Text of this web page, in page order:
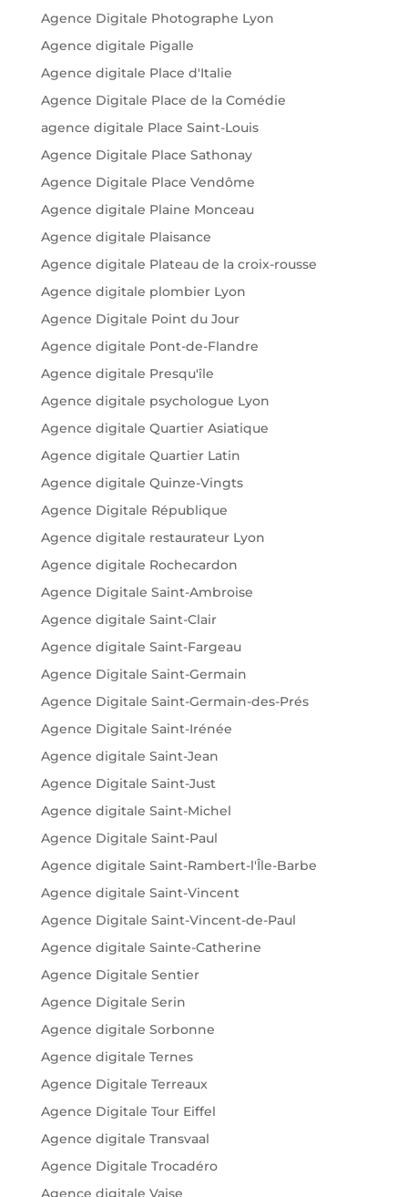
Agence Digitale Photographe Lyon
Agence digitale Pigalle
Agence digitale Place d'Italie
Agence Digitale Place de la Comédie
agence digitale Place Saint-Louis
Agence Digitale Place Sathonay
Agence Digitale Place Vendôme
Agence digitale Plaine Monceau
Agence digitale Plaisance
Agence digitale Plateau de la croix-rousse
Agence digitale plombier Lyon
Agence Digitale Point du Jour
Agence digitale Pont-de-Flandre
Agence digitale Presqu'île
Agence digitale psychologue Lyon
Agence digitale Quartier Asiatique
Agence digitale Quartier Latin
Agence digitale Quinze-Vingts
Agence Digitale République
Agence digitale restaurateur Lyon
Agence digitale Rochecardon
Agence Digitale Saint-Ambroise
Agence digitale Saint-Clair
Agence digitale Saint-Fargeau
Agence Digitale Saint-Germain
Agence Digitale Saint-Germain-des-Prés
Agence Digitale Saint-Irénée
Agence digitale Saint-Jean
Agence Digitale Saint-Just
Agence digitale Saint-Michel
Agence Digitale Saint-Paul
Agence digitale Saint-Rambert-l'Île-Barbe
Agence digitale Saint-Vincent
Agence Digitale Saint-Vincent-de-Paul
Agence digitale Sainte-Catherine
Agence Digitale Sentier
Agence Digitale Serin
Agence digitale Sorbonne
Agence digitale Ternes
Agence Digitale Terreaux
Agence Digitale Tour Eiffel
Agence digitale Transvaal
Agence Digitale Trocadéro
Agence digitale Vaise